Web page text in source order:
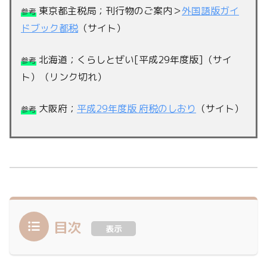
参考 東京都主税局；刊行物のご案内＞外国語版ガイ
ドブック都税 （サイト）
参考 北海道；くらしとぜい[平成29年度版]（サイ
ト）（リンク切れ）
参考 大阪府； 平成29年度版 府税のしおり （サイト）
目次 表示